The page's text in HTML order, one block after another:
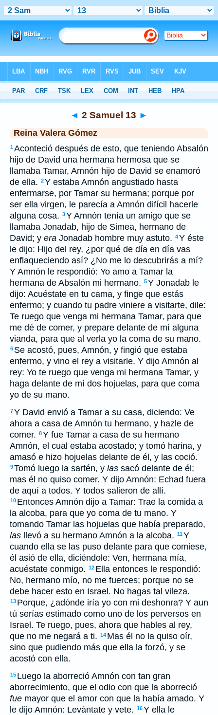
>RVG> 2 Samuel 13
◄ 2 Samuel 13 ►
Reina Valera Gómez
1Aconteció después de esto, que teniendo Absalón
hijo de David una hermana hermosa que se
llamaba Tamar, Amnón hijo de David se enamoró
de ella. 2Y estaba Amnón angustiado hasta
enfermarse, por Tamar su hermana; porque por
ser ella virgen, le parecía a Amnón difícil hacerle
alguna cosa. 3Y Amnón tenía un amigo que se
llamaba Jonadab, hijo de Simea, hermano de
David; y era Jonadab hombre muy astuto. 4Y éste
le dijo: Hijo del rey, ¿por qué de día en día vas
enflaqueciendo así? ¿No me lo descubrirás a mí?
Y Amnón le respondió: Yo amo a Tamar la
hermana de Absalón mi hermano. 5Y Jonadab le
dijo: Acuéstate en tu cama, y finge que estás
enfermo; y cuando tu padre viniere a visitarte, dile:
Te ruego que venga mi hermana Tamar, para que
me dé de comer, y prepare delante de mí alguna
vianda, para que al verla yo la coma de su mano.
6 Se acostó, pues, Amnón, y fingió que estaba
enfermo, y vino el rey a visitarle. Y dijo Amnón al
rey: Yo te ruego que venga mi hermana Tamar, y
haga delante de mí dos hojuelas, para que coma
yo de su mano.
7Y David envió a Tamar a su casa, diciendo: Ve
ahora a casa de Amnón tu hermano, y hazle de
comer. 8Y fue Tamar a casa de su hermano
Amnón, el cual estaba acostado; y tomó harina, y
amasó e hizo hojuelas delante de él, y las coció.
9Tomó luego la sartén, y las sacó delante de él;
mas él no quiso comer. Y dijo Amnón: Echad fuera
de aquí a todos. Y todos salieron de allí.
10 Entonces Amnón dijo a Tamar: Trae la comida a
la alcoba, para que yo coma de tu mano. Y
tomando Tamar las hojuelas que había preparado,
las llevó a su hermano Amnón a la alcoba. 11Y
cuando ella se las puso delante para que comiese,
él asió de ella, diciéndole: Ven, hermana mía,
acuéstate conmigo. 12 Ella entonces le respondió:
No, hermano mío, no me fuerces; porque no se
debe hacer esto en Israel. No hagas tal vileza.
13 Porque, ¿adónde iría yo con mi deshonra? Y aun
tú serías estimado como uno de los perversos en
Israel. Te ruego, pues, ahora que hables al rey,
que no me negará a ti. 14 Mas él no la quiso oír,
sino que pudiendo más que ella la forzó, y se
acostó con ella.
15 Luego la aborreció Amnón con tan gran
aborrecimiento, que el odio con que la aborreció
fue mayor que el amor con que la había amado. Y
le dijo Amnón: Levántate y vete. 16Y ella le